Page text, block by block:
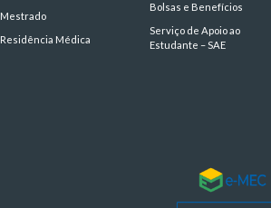
Mestrado
Residência Médica
Bolsas e Benefícios
Serviço de Apoio ao
Estudante – SAE